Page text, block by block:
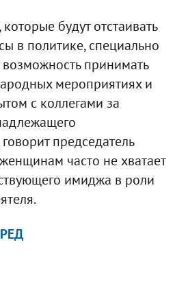
будут отстаивать
в политике, специально
возможность принимать
мероприятиях и
с коллегами за
председатель
часто не хватает
имиджа в роли